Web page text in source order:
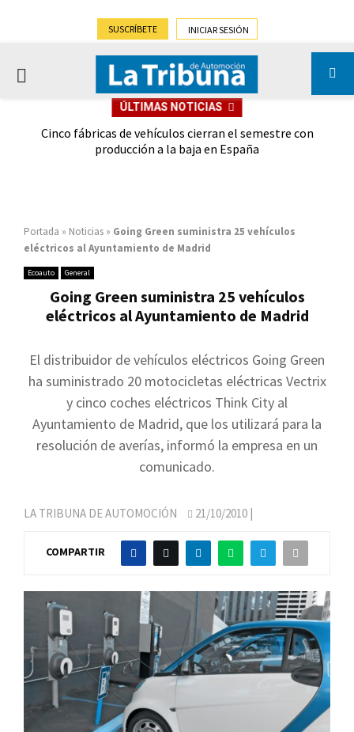
SUSCRÍBETE INICIAR SESIÓN
PRIMARY
ÚLTIMAS NOTICIAS
Cinco fábricas de vehículos cierran el semestre con
producción a la baja en España
Portada » Noticias » Going Green suministra 25 vehículos
eléctricos al Ayuntamiento de Madrid
Ecoauto General
Going Green suministra 25 vehículos
eléctricos al Ayuntamiento de Madrid
El distribuidor de vehículos eléctricos Going Green
ha suministrado 20 motocicletas eléctricas Vectrix
y cinco coches eléctricos Think City al
Ayuntamiento de Madrid, que los utilizará para la
resolución de averías, informó la empresa en un
comunicado.
LA TRIBUNA DE AUTOMOCIÓN 21/10/2010 |
COMPARTIR